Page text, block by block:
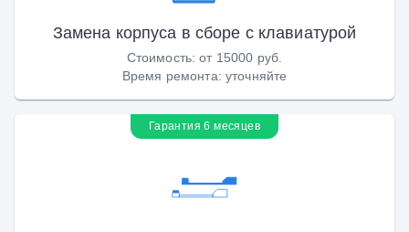
Замена корпуса в сборе с клавиатурой
Стоимость:от 15000 руб.
Время ремонта: уточняйте
Гарантия 6 месяцев